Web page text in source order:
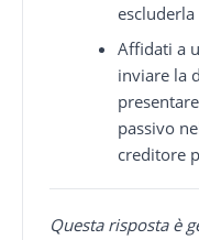
escluderla
Affidati a
inviare la
passivo
creditore
Questa risposta è